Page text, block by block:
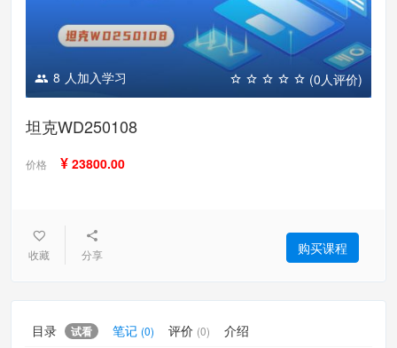
8 人加入学习 (0人评价)
坦克WD250108
价格 ¥ 23800.00
收藏 分享 购买课程
目录 试看 笔记 (0) 评价 (0) 介绍